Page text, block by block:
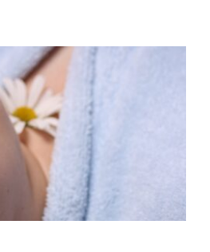
onder de ogen: hoe
Injectables en fillers
Ooglidcorrectie